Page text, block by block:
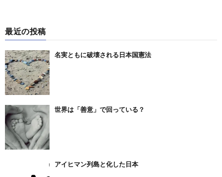
最近の投稿
名実ともに破壊される日本国憲法
世界は「善意」で回っている？
アイヒマン列島と化した日本